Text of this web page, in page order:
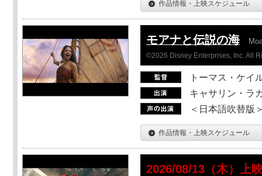
作品情報・上映スケジュール
モアナと伝説の海
©2026 Disney Enterprises, Inc. All
トーマス・ケイ
キャサリン・ラ
＜日本語吹替版
作品情報・上映スケジュール
2026/08/13（木）上